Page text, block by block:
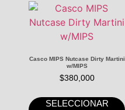
Casco MIPS Nutcase Dirty Martini
w/MIPS
$380,000
SELECCIONAR